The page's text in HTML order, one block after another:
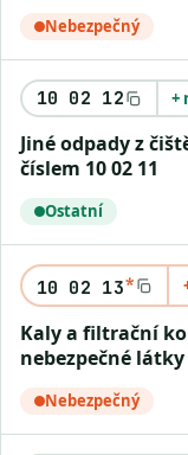
Nebezpečný
10 02 12 +
Jiné odpady z čištění chladicí vody neuvedené pod
číslem 10 02 11
Ostatní
10 02 13*
Kaly a filtrační koláče z čištění plynu obsahující
nebezpečné látky
Nebezpečný